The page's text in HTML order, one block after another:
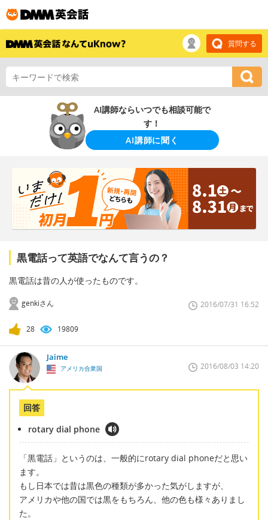
質問する
AI講師ならいつでも相談可能で
す！
AI講師に聞く
黒電話って英語でなんて言うの？
黒電話は昔の人が使ったものです。
genkiさん 2016/07/31 16:52
28 19809
Jaime
アメリカ合衆国 2016/08/03 14:20
回答
rotary dial phone
「黒電話」というのは、一般的にrotary dial phoneだと思い
ます。
もし日本では昔は黒色の種類が多かった気がしますが、
アメリカや他の国では黒をもちろん、他の色も様々ありまし
た。